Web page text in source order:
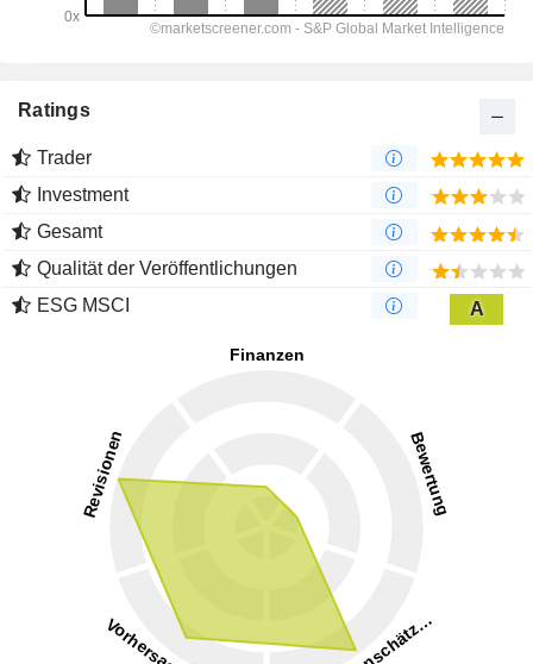
Ratings
Trader
Investment
Gesamt
Qualität der Veröffentlichungen
ESG MSCI
A